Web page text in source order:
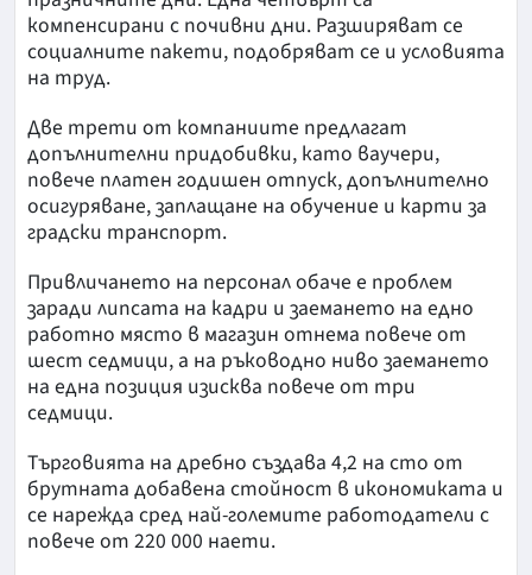
компенсирани с почивни дни. Разширяват се
социалните пакети, подобряват се и условията
на труд.
Две трети от компаниите предлагат
допълнителни придобивки, като ваучери,
повече платен годишен отпуск, допълнително
осигуряване, заплащане на обучение и карти за
градски транспорт.
Привличането на персонал обаче е проблем
заради липсата на кадри и заемането на едно
работно място в магазин отнема повече от
шест седмици, а на ръководно ниво заемането
на една позиция изисква повече от три
седмици.
Търговията на дребно създава 4,2 на сто от
брутната добавена стойност в икономиката и
се нарежда сред най-големите работодатели с
повече от 220 000 наети.